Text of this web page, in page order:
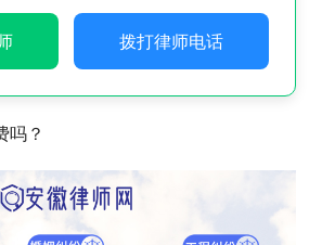
拨打律师电话
吗？